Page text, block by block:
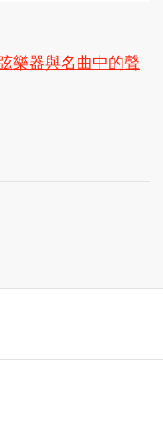
樂器與名曲中的聲